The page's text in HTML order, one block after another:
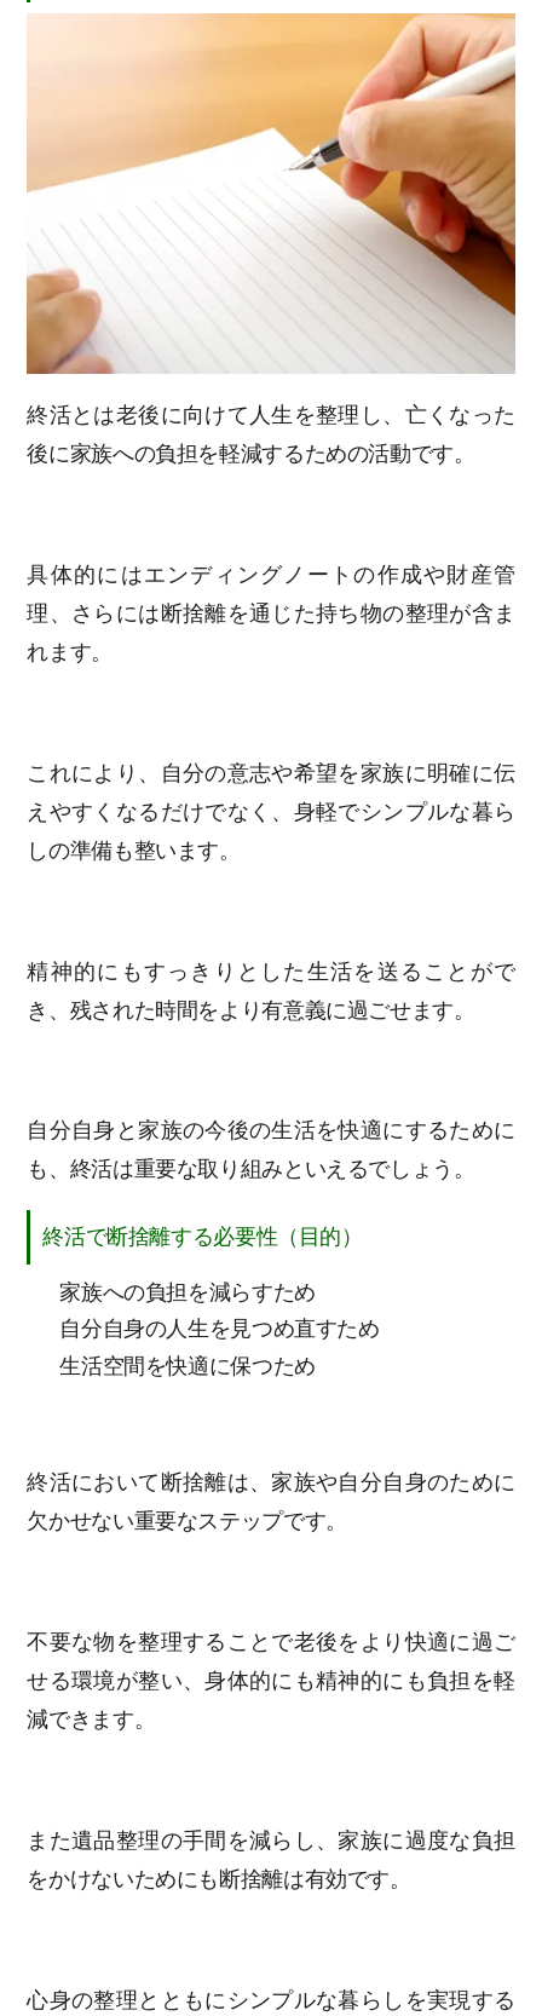
終活とは老後に向けて人生を整理し、亡くなった
後に家族への負担を軽減するための活動です。
具体的にはエンディングノートの作成や財産管
理、さらには断捨離を通じた持ち物の整理が含ま
れます。
これにより、自分の意志や希望を家族に明確に伝
えやすくなるだけでなく、身軽でシンプルな暮ら
しの準備も整います。
精神的にもすっきりとした生活を送ることがで
き、残された時間をより有意義に過ごせます。
自分自身と家族の今後の生活を快適にするために
も、終活は重要な取り組みといえるでしょう。
終活で断捨離する必要性（目的）
家族への負担を減らすため
自分自身の人生を見つめ直すため
生活空間を快適に保つため
終活において断捨離は、家族や自分自身のために
欠かせない重要なステップです。
不要な物を整理することで老後をより快適に過ご
せる環境が整い、身体的にも精神的にも負担を軽
減できます。
また遺品整理の手間を減らし、家族に過度な負担
をかけないためにも断捨離は有効です。
心身の整理とともにシンプルな暮らしを実現する